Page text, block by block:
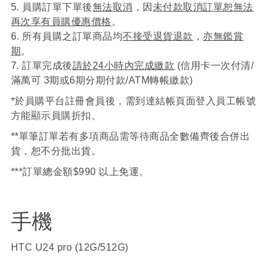
5. 員購訂單下單後無法取消 ，因 未付款取消訂單恕無法
再次享有員購優惠價格 。
6. 所有員購之訂單商品均不接受退貨退款 ，亦無鑑賞
期 。
7. 訂單完成後請於24小時內完成繳款 (信用卡一次付清/
滿萬可 3期或6期分期付款/ATM轉帳繳款)
*於員購平台註冊會員後，需到達結帳頁面登入員工帳號
方能顯示員購折扣。
**單筆訂單若有多項商品需等待商品全數備齊後合併出
貨，恕不分批出貨。
***訂單總金額$990 以上免運。
手機
HTC U24 pro (12G/512G)